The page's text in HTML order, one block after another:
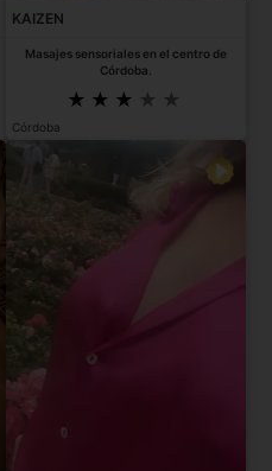
KAIZEN
Masajes sensoriales en el centro de
Córdoba.
Córdoba